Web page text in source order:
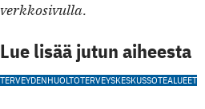
verkkosivulla.
Lue lisää jutun aiheesta
TERVEYDENHUOLTOTERVEYSKESKUSSOTEALUEET